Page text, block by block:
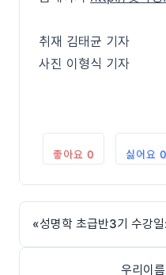
취재 김태균 기자
사진 이형식 기자
좋아요 0 싫어요 0
«성명학 초급반3기 수강
우리이